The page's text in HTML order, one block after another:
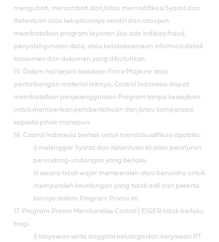
mengubah, menambah dan/atau memodifikasi Syarat dan
Ketentuan atas kebijakannya sendiri dan ataupun
membatalkan program layanan jika ada indikasi fraud,
penyalahgunaan data, atau ketidaksamaan informasi detail
konsumen dan dokumen yang dibutuhkan.
15. Dalam hal terjadi keadaan Force Majeure atau
pertimbangan material lainnya, Castrol Indonesia dapat
membatalkan penyelenggaraan Program tanpa kewajiban
untuk memberikan pemberitahuan dan/atau kompensasi
kepada pihak manapun.
16. Castrol Indonesia berhak untuk mendiskualifikasi apabila:
i) melanggar Syarat dan Ketentuan ini atau peraturan
perundang-undangan yang berlaku.
ii) secara tidak wajar memperoleh atau berusaha untuk
memperoleh keuntungan yang tidak adil dari peserta
lainnya dalam Program Promo ini.
17. Program Promo Merchandise Castrol | EIGER tidak berlaku
bagi:
i) karyawan serta anggota keluarga dari karyawan PT